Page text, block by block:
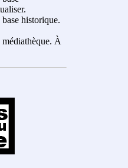
historique.
À